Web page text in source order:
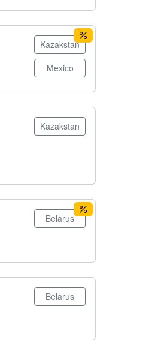
Kazakstan
Mexico
Kazakstan
Belarus
Belarus